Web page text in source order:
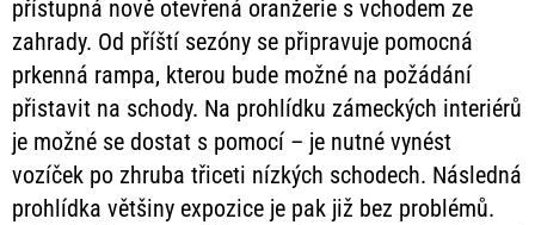
přístupná nově otevřená oranžerie s vchodem ze
zahrady. Od příští sezóny se připravuje pomocná
prkenná rampa, kterou bude možné na požádání
přistavit na schody. Na prohlídku zámeckých interiérů
je možné se dostat s pomocí – je nutné vynést
vozíček po zhruba třiceti nízkých schodech. Následná
prohlídka většiny expozice je pak již bez problémů.